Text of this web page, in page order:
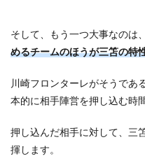
そして、もう一つ大事なのは、
めるチームのほうが三笘の特
川崎フロンターレがそうであ
本的に相手陣営を押し込む時
押し込んだ相手に対して、三
揮します。